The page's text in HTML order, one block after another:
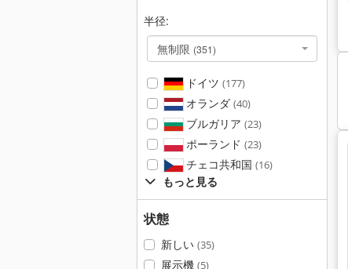
半径:
無制限 (351)
ドイツ (177)
オランダ (40)
ブルガリア (23)
ポーランド (23)
チェコ共和国 (16)
もっと見る
状態
新しい (35)
展示機 (5)
溶接セル ロボット セル